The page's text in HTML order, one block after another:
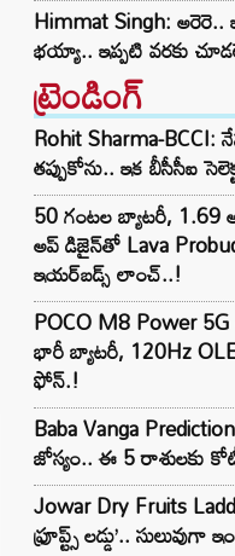
Himmat Singh: అరెరె..
భయ్యా.. ఇప్పటి వరకు
ట్రెండింగ్‌
Rohit Sharma-BCCI:
తప్పుకోను.. ఇక బీసీసీఐ
50 గంటల బ్యాటరీ, 1.69
అప్ డిజైన్‌తో Lava
ఇయర్‌బడ్స్ లాంచ్..!
POCO M8 Power
భారీ బ్యాటరీ, 120Hz
ఫోన్.!
Baba Vanga
జోస్యం.. ఈ 5 రాశులకు
Jowar Dry Fruits
ఫ్రూప్ట్స్ లడ్డు’..